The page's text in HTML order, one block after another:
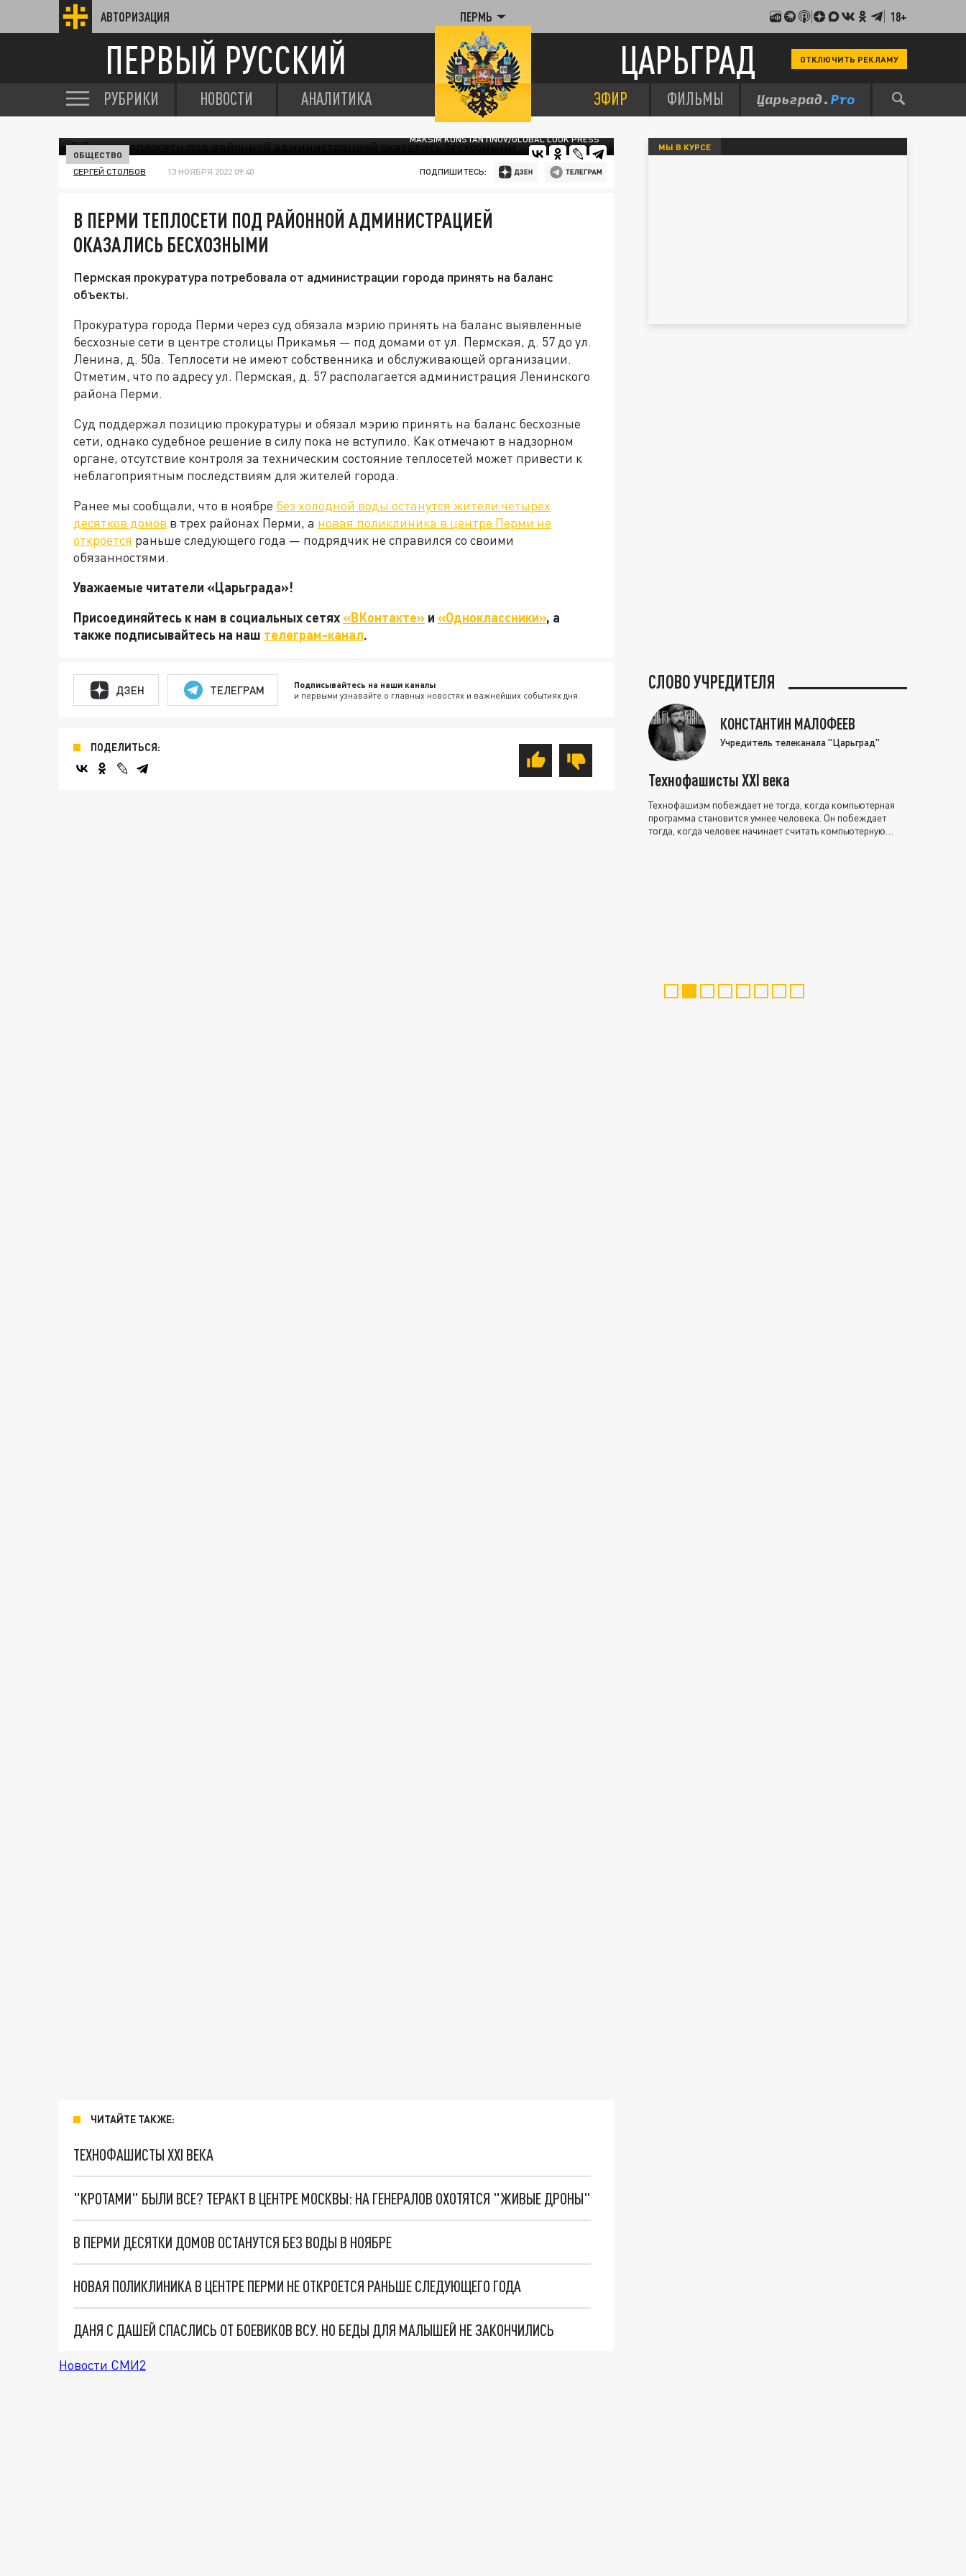
АВТОРИЗАЦИЯ ПЕРМЬ 18+
ПЕРВЫЙ РУССКИЙ ЦАРЬГРАД ОТКЛЮЧИТЬ РЕКЛАМУ
РУБРИКИ НОВОСТИ АНАЛИТИКА ЭФИР ФИЛЬМЫ
MAKSIM KONSTANTINOV/GLOBAL LOOK PRESS
ОБЩЕСТВО
СЕРГЕЙ СТОЛБОВ 13 НОЯБРЯ 2022 09:40 ПОДПИШИТЕСЬ:
В ПЕРМИ ТЕПЛОСЕТИ ПОД РАЙОННОЙ АДМИНИСТРАЦИЕЙ
ОКАЗАЛИСЬ БЕСХОЗНЫМИ
Пермская прокуратура потребовала от администрации города принять на баланс
объекты.
Прокуратура города Перми через суд обязала мэрию принять на баланс выявленные
бесхозные сети в центре столицы Прикамья — под домами от ул. Пермская, д. 57 до ул.
Ленина, д. 50а. Теплосети не имеют собственника и обслуживающей организации.
Отметим, что по адресу ул. Пермская, д. 57 располагается администрация Ленинского
района Перми.
Суд поддержал позицию прокуратуры и обязал мэрию принять на баланс бесхозные
сети, однако судебное решение в силу пока не вступило. Как отмечают в надзорном
органе, отсутствие контроля за техническим состояние теплосетей может привести к
неблагоприятным последствиям для жителей города.
Ранее мы сообщали, что в ноябре без холодной воды останутся жители четырех
десятков домов в трех районах Перми, а новая поликлиника в центре Перми не
откроется раньше следующего года — подрядчик не справился со своими
обязанностями.
Уважаемые читатели «Царьграда»!
Присоединяйтесь к нам в социальных сетях«ВКонтакте» и «Одноклассники», а
также подписывайтесь на наш телеграм-канал.
ДЗЕН ТЕЛЕГРАМ Подписывайтесь на наши каналы
и первыми узнавайте о главных новостях и важнейших событиях дня.
ПОДЕЛИТЬСЯ:
ЧИТАЙТЕ ТАКЖЕ:
ТЕХНОФАШИСТЫ XXI ВЕКА
"КРОТАМИ" БЫЛИ ВСЕ? ТЕРАКТ В ЦЕНТРЕ МОСКВЫ: НА ГЕНЕРАЛОВ ОХОТЯТСЯ "ЖИВЫЕ ДРОНЫ"
В ПЕРМИ ДЕСЯТКИ ДОМОВ ОСТАНУТСЯ БЕЗ ВОДЫ В НОЯБРЕ
НОВАЯ ПОЛИКЛИНИКА В ЦЕНТРЕ ПЕРМИ НЕ ОТКРОЕТСЯ РАНЬШЕ СЛЕДУЮЩЕГО ГОДА
ДАНЯ С ДАШЕЙ СПАСЛИСЬ ОТ БОЕВИКОВ ВСУ. НО БЕДЫ ДЛЯ МАЛЫШЕЙ НЕ ЗАКОНЧИЛИСЬ
Новости СМИ2
МЫ В КУРСЕ
СЛОВО УЧРЕДИТЕЛЯ
КОНСТАНТИН МАЛОФЕЕВ
Учредитель телеканала "Царьград"
Технофашисты XXI века
Технофашизм побеждает не тогда, когда компьютерная
программа становится умнее человека. Он побеждает
тогда, когда человек начинает считать компьютерную